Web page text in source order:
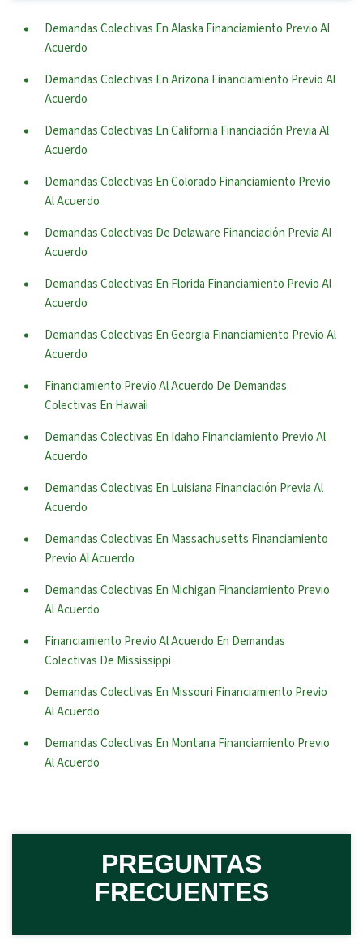
Demandas Colectivas En Alaska Financiamiento Previo Al
Acuerdo
Demandas Colectivas En Arizona Financiamiento Previo Al
Acuerdo
Demandas Colectivas En California Financiación Previa Al
Acuerdo
Demandas Colectivas En Colorado Financiamiento Previo
Al Acuerdo
Demandas Colectivas De Delaware Financiación Previa Al
Acuerdo
Demandas Colectivas En Florida Financiamiento Previo Al
Acuerdo
Demandas Colectivas En Georgia Financiamiento Previo Al
Acuerdo
Financiamiento Previo Al Acuerdo De Demandas
Colectivas En Hawaii
Demandas Colectivas En Idaho Financiamiento Previo Al
Acuerdo
Demandas Colectivas En Luisiana Financiación Previa Al
Acuerdo
Demandas Colectivas En Massachusetts Financiamiento
Previo Al Acuerdo
Demandas Colectivas En Michigan Financiamiento Previo
Al Acuerdo
Financiamiento Previo Al Acuerdo En Demandas
Colectivas De Mississippi
Demandas Colectivas En Missouri Financiamiento Previo
Al Acuerdo
Demandas Colectivas En Montana Financiamiento Previo
Al Acuerdo
PREGUNTAS
FRECUENTES